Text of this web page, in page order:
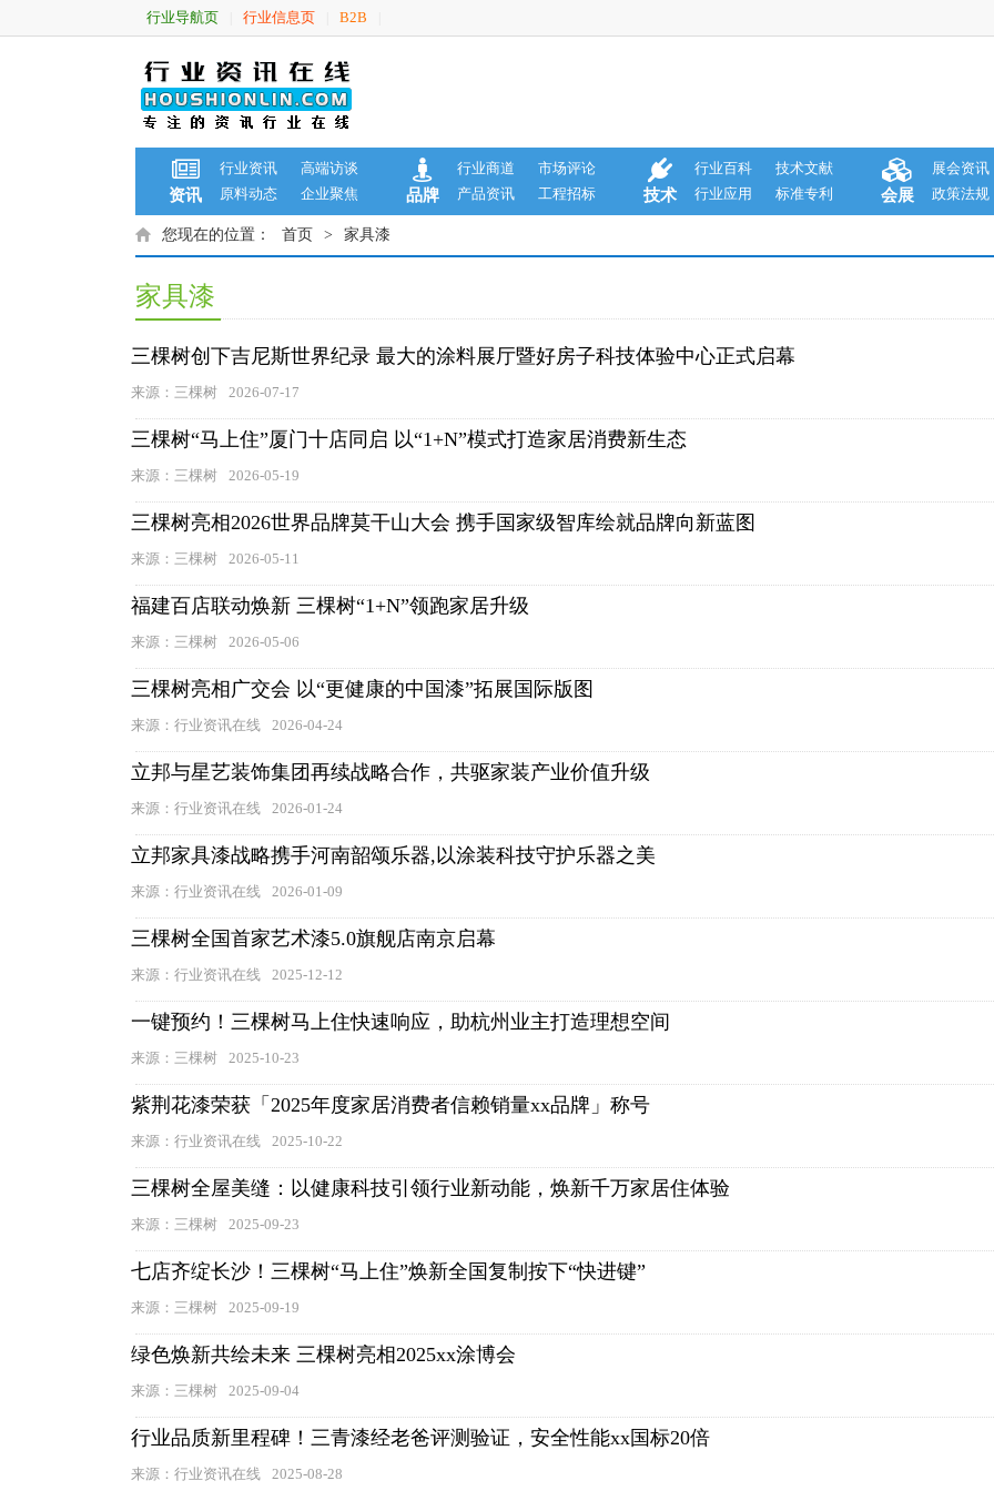
行业导航页 行业信息页 B2B
资讯
行业资讯
高端访谈
原料动态
企业聚焦 品牌
行业商道
市场评论
产品资讯
工程招标 技术
行业百科
技术文献
行业应用
标准专利 会展
展会资讯
政策法规
您现在的位置： 首页 > 家具漆
家具漆
三棵树创下吉尼斯世界纪录 最大的涂料展厅暨好房子科技体验中心正式启幕
来源：三棵树 2026-07-17
三棵树“马上住”厦门十店同启 以“1+N”模式打造家居消费新生态
来源：三棵树 2026-05-19
三棵树亮相2026世界品牌莫干山大会 携手国家级智库绘就品牌向新蓝图
来源：三棵树 2026-05-11
福建百店联动焕新 三棵树“1+N”领跑家居升级
来源：三棵树 2026-05-06
三棵树亮相广交会 以“更健康的中国漆”拓展国际版图
来源：行业资讯在线 2026-04-24
立邦与星艺装饰集团再续战略合作，共驱家装产业价值升级
来源：行业资讯在线 2026-01-24
立邦家具漆战略携手河南韶颂乐器,以涂装科技守护乐器之美
来源：行业资讯在线 2026-01-09
三棵树全国首家艺术漆5.0旗舰店南京启幕
来源：行业资讯在线 2025-12-12
一键预约！三棵树马上住快速响应，助杭州业主打造理想空间
来源：三棵树 2025-10-23
紫荆花漆荣获「2025年度家居消费者信赖销量xx品牌」称号
来源：行业资讯在线 2025-10-22
三棵树全屋美缝：以健康科技引领行业新动能，焕新千万家居住体验
来源：三棵树 2025-09-23
七店齐绽长沙！三棵树“马上住”焕新全国复制按下“快进键”
来源：三棵树 2025-09-19
绿色焕新共绘未来 三棵树亮相2025xx涂博会
来源：三棵树 2025-09-04
行业品质新里程碑！三青漆经老爸评测验证，安全性能xx国标20倍
来源：行业资讯在线 2025-08-28